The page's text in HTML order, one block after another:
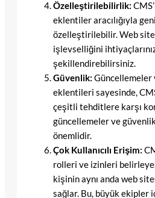
Özelleştirilebilirlik:
eklentiler aracılığıyla
özelleştirilebilir. Web
işlevselliğini
şekillendirebilirsiniz.
Güvenlik: Güncellemeler
eklentileri sayesinde,
çeşitli tehditlere karşı
güncellemeler ve
önemlidir.
Çok Kullanıcılı Erişim:
rolleri ve izinleri
kişinin aynı anda web
sağlar. Bu, büyük ekipler